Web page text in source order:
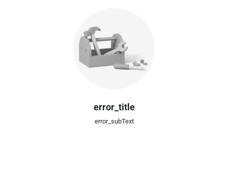
error_title
error_subText